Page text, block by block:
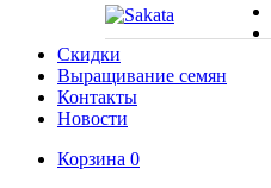
Скидки
Выращивание семян
Контакты
Новости
Корзина 0